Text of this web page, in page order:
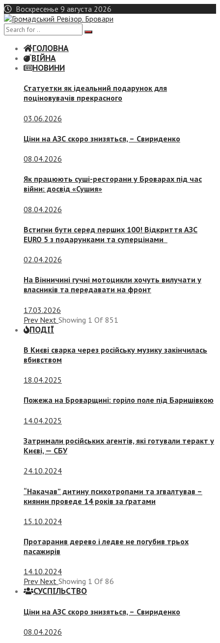
Skip
to
content
Воскресенье 9 августа 2026
ГОЛОВНА
ВІЙНА
НОВИНИ
Статуетки як ідеальний подарунок для
поціновувачів прекрасного
03.06.2026
Ціни на АЗС скоро знизяться, – Свириденко
08.04.2026
Як працюють суші-ресторани у Броварах під час
війни: досвід «Сушия»
08.04.2026
Встигни бути серед перших 100! Відкриття АЗС
EURO 5 з подарунками та суперцінами
02.04.2026
На Вінничині гучні мотоцикли хочуть вилучати у
власників та передавати на фронт
17.03.2026
Prev Next Showing 1 Of 851
ПОДІЇ
В Києві сварка через російську музику закінчилась
вбивством
18.04.2025
Пожежа на Броварщині: горіло поле під Баришівкою
14.04.2025
Затримали російських агентів, які готували теракт у
Києві, — СБУ
24.10.2024
“Накачав” дитину психотропами та згвалтував –
киянин проведе 14 років за ґратами
15.10.2024
Протаранив дерево і ледве не погубив трьох
пасажирів
14.10.2024
Prev Next Showing 1 Of 86
СУСПIЛЬСТВО
Ціни на АЗС скоро знизяться, – Свириденко
08.04.2026